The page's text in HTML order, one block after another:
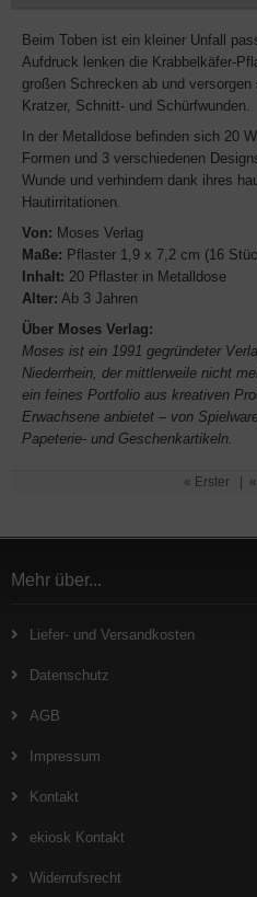
Beim Toben ist ein kleiner Unfall
Aufdruck lenken die Krabbelkäfer-
großen Schrecken ab und
Kratzer, Schnitt- und Schürfwunden.
In der Metalldose befinden sich 20
Formen und 3 verschiedenen
Wunde und verhindern dank ihres
Hautirritationen.
Von: Moses Verlag
Maße: Pflaster 1,9 x 7,2 cm (16
Inhalt: 20 Pflaster in Metalldose
Alter: Ab 3 Jahren
Über Moses Verlag:
Moses ist ein 1991 gegründeter
Niederrhein, der mittlerweile nicht
ein feines Portfolio aus kreativen
Erwachsene anbietet – von
Papeterie- und Geschenkartikeln.
« Erster
Mehr über...
Liefer- und Versandkosten
Datenschutz
AGB
Impressum
Kontakt
ekiosk Kontakt
Widerrufsrecht